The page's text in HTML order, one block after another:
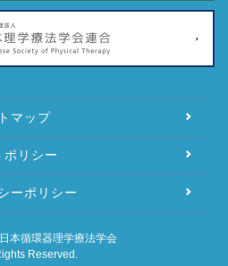
マップ
ポリシー
ーポリシー
本循環器理学療法学会
Reserved.